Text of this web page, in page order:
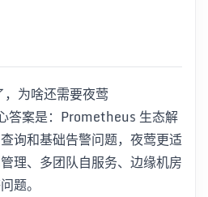
为啥还需要夜莺
答案是：Prometheus 生态解
询和基础告警问题，夜莺更适
理、多团队自服务、边缘机房
题。